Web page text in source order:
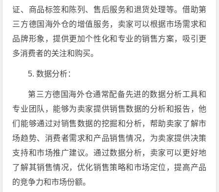
证、商品标签和陈列、售后服务和退货处理等。借助第
三方德国海外仓的增值服务，卖家可以根据市场需求和
品牌形象，提供更加个性化和专业的销售方案，吸引更
多消费者的关注和购买。
5. 数据分析：
第三方德国海外仓通常配备先进的数据分析工具和
专业团队，能够为卖家提供销售数据的分析和报告，他
们能够通过对销售数据的挖掘和分析，帮助卖家了解市
场趋势、消费者需求和产品销售情况，为卖家提供决策
支持和市场推广建议。通过数据分析，卖家可以更好地
了解其销售情况，优化销售策略和市场定位，提高产品
的竞争力和市场份额。